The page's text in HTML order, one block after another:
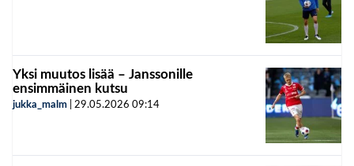
Yksi muutos lisää – Janssonille
ensimmäinen kutsu
jukka_malm 29.05.2026 09:14